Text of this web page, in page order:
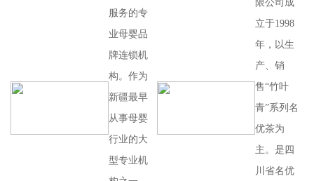
服务的专
业母婴品
牌连锁机
构。作为
新疆最早
从事母婴
行业的大
型专业机
限公司成
立于1998
年，以生
产、销
售“竹叶
青”系列名
优茶为
主。是四
川省名优